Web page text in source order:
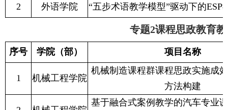
2
外语学院 “五步术语教学模型”驱动下的ESP
专题2课程思政教育
序号 学院（部） 项目名称
1 机械工程学院
机械制造课程群课程思政实施成
方法构建
基于融合式案例教学的汽车专业